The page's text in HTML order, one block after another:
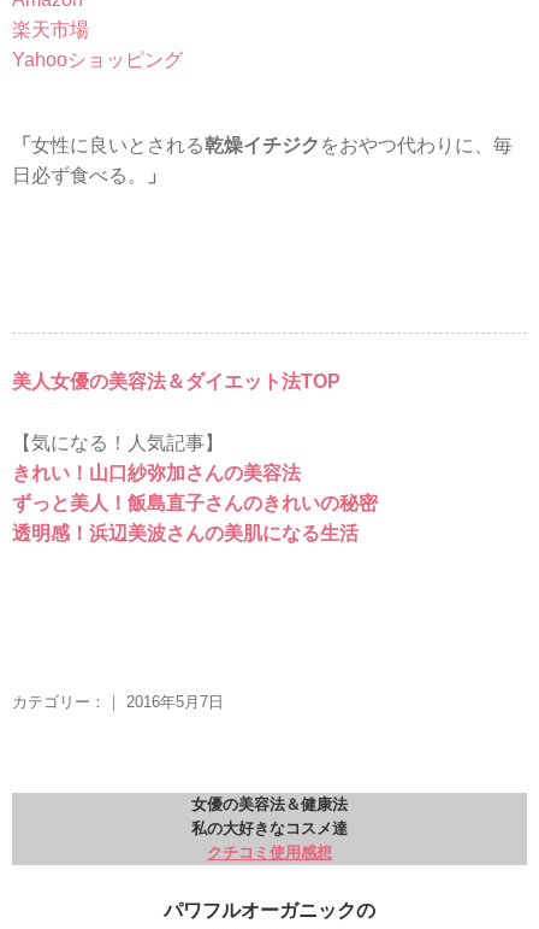
楽天市場
Yahooショッピング
「 女性に良いとされる乾燥イチジク をおやつ代わりに、毎
日必ず食べる。
」
美人女優の美容法＆ダイエット法TOP
【気になる！人気記事】
きれい！山口紗弥加さんの美容法
ずっと美人！飯島直子さんのきれいの秘密
透明感！浜辺美波さんの美肌になる生活
カテゴリー：｜ 2016年5月7日
女優の美容法＆健康法
私の大好きなコスメ達
クチコミ使用感想
パワフルオーガニックの